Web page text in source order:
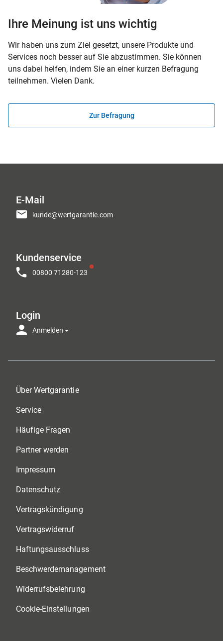
Ihre Meinung ist uns wichtig
Wir haben uns zum Ziel gesetzt, unsere Produkte und
Services noch besser auf Sie abzustimmen. Sie können
uns dabei helfen, indem Sie an einer kurzen Befragung
teilnehmen. Vielen Dank.
Zur Befragung
E-Mail
kunde@wertgarantie.com
Kundenservice
00800 71280-123
Login
Anmelden
Über Wertgarantie
Service
Häufige Fragen
Partner werden
Impressum
Datenschutz
Vertragskündigung
Vertragswiderruf
Haftungsausschluss
Beschwerdemanagement
Widerrufsbelehrung
Cookie-Einstellungen